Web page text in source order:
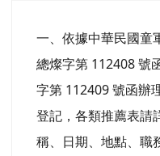
教育基金會加發獎勵
第 9 屆第 3 次理監
民...
觀看完整文章